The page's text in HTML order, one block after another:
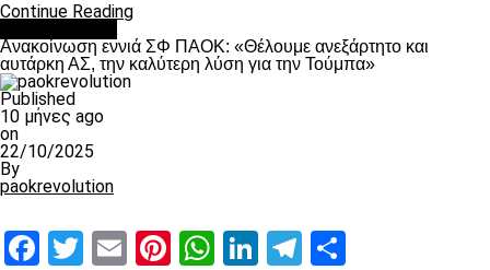
Continue Reading
Ανακοίνωση εννιά ΣΦ ΠΑΟΚ: «Θέλουμε ανεξάρτητο και
αυτάρκη ΑΣ, την καλύτερη λύση για την Τούμπα»
Published
10 μήνες ago
on
22/10/2025
By
paokrevolution
Facebook
Twitter
EmailPinterest
WhatsApp
LinkedIn
Telegram